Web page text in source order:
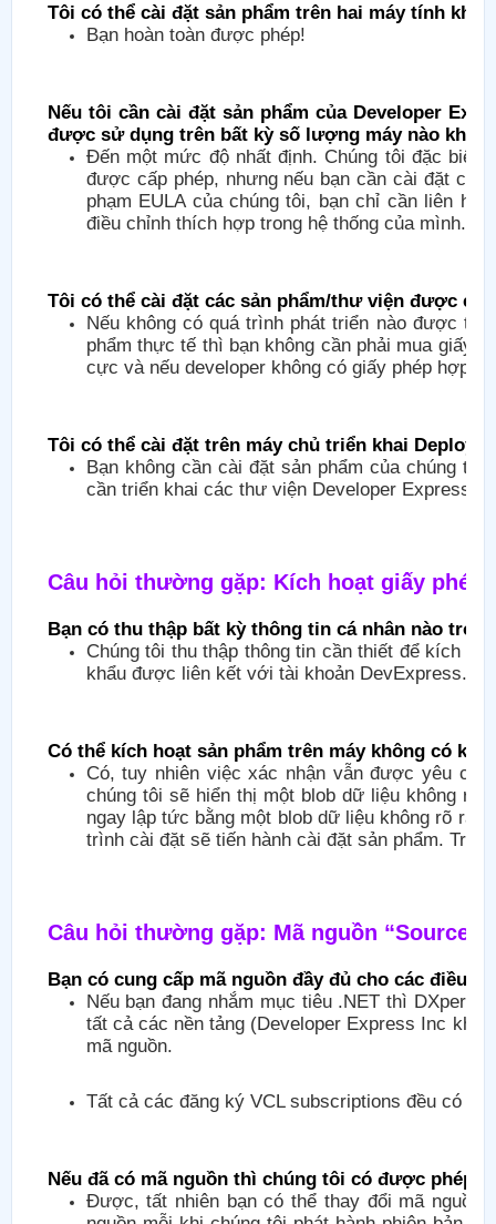
Tôi có thể cài đặt sản phẩm trên hai máy tính
Bạn hoàn toàn được phép!
Nếu tôi cần cài đặt sản phẩm của Developer
được sử dụng trên bất kỳ số lượng máy nào
Đến một mức độ nhất định. Chúng tôi đặc biệt
được cấp phép, nhưng nếu bạn cần cài đặt
phạm EULA của chúng tôi, bạn chỉ cần liên
điều chỉnh thích hợp trong hệ thống của mình.
Tôi có thể cài đặt các sản phẩm/thư viện được
Nếu không có quá trình phát triển nào được
phẩm thực tế thì bạn không cần phải mua giấy
cực và nếu developer không có giấy phép hợp
Tôi có thể cài đặt trên máy chủ triển khai
Bạn không cần cài đặt sản phẩm của chúng tôi
cần triển khai các thư viện Developer Express
Câu hỏi thường gặp: Kích hoạt giấy phép
Bạn có thu thập bất kỳ thông tin cá nhân nào
Chúng tôi thu thập thông tin cần thiết để kích
khẩu được liên kết với tài khoản
Có thể kích hoạt sản phẩm trên máy không có kết
Có, tuy nhiên việc xác nhận vẫn được yêu
chúng tôi sẽ hiển thị một blob dữ liệu không
ngay lập tức bằng một blob dữ liệu không rõ
trình cài đặt sẽ tiến hành cài đặt sản phẩm.
Câu hỏi thường gặp: Mã nguồn “Source
Bạn có cung cấp mã nguồn đầy đủ cho các điều
Nếu bạn đang nhắm mục tiêu .NET thì
tất cả các nền tảng (Developer Express Inc
mã nguồn.
Tất cả các đăng ký VCL subscriptions đều có
Nếu đã có mã nguồn thì chúng tôi có được phép
Được, tất nhiên bạn có thể thay đổi mã